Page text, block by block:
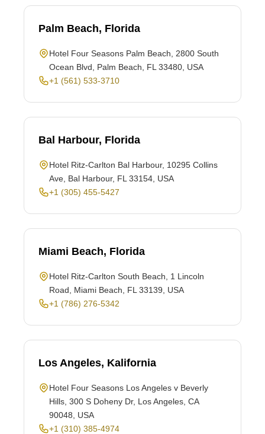
Palm Beach, Florida
Hotel Four Seasons Palm Beach, 2800 South
Ocean Blvd, Palm Beach, FL 33480, USA
+1 (561) 533-3710
Bal Harbour, Florida
Hotel Ritz-Carlton Bal Harbour, 10295 Collins
Ave, Bal Harbour, FL 33154, USA
+1 (305) 455-5427
Miami Beach, Florida
Hotel Ritz-Carlton South Beach, 1 Lincoln
Road, Miami Beach, FL 33139, USA
+1 (786) 276-5342
Los Angeles, Kalifornia
Hotel Four Seasons Los Angeles v Beverly
Hills, 300 S Doheny Dr, Los Angeles, CA
90048, USA
+1 (310) 385-4974